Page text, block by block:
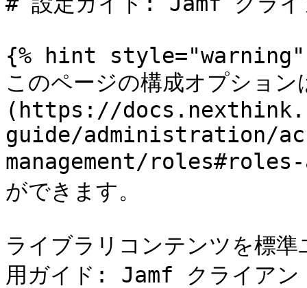
{% hint style="warning"
このページの構成オプショ
(https://
guide/administration/
management/
ができます。
ライブラリコンテンツを標
用ガイド: Jamf クライアン